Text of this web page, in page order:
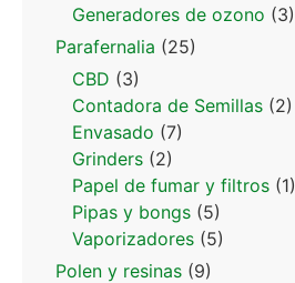
Generadores de ozono (3)
Parafernalia (25)
CBD (3)
Contadora de Semillas (2)
Envasado (7)
Grinders (2)
Papel de fumar y filtros (1)
Pipas y bongs (5)
Vaporizadores (5)
Polen y resinas (9)